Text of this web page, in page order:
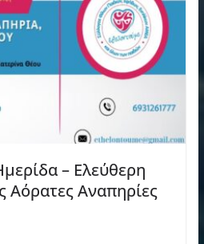
– Ελεύθερη
Αόρατες Αναπηρίες